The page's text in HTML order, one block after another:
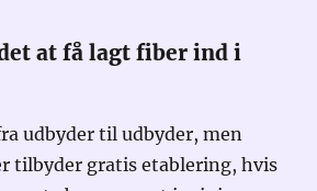
at få lagt fiber ind i
udbyder til udbyder, men
tilbyder gratis etablering, hvis